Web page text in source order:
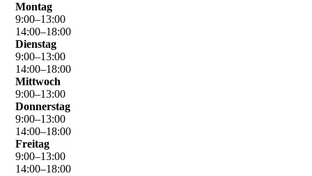
Montag
9:00–13:00
14:00–18:00
Dienstag
9:00–13:00
14:00–18:00
Mittwoch
9:00–13:00
Donnerstag
9:00–13:00
14:00–18:00
Freitag
9:00–13:00
14:00–18:00